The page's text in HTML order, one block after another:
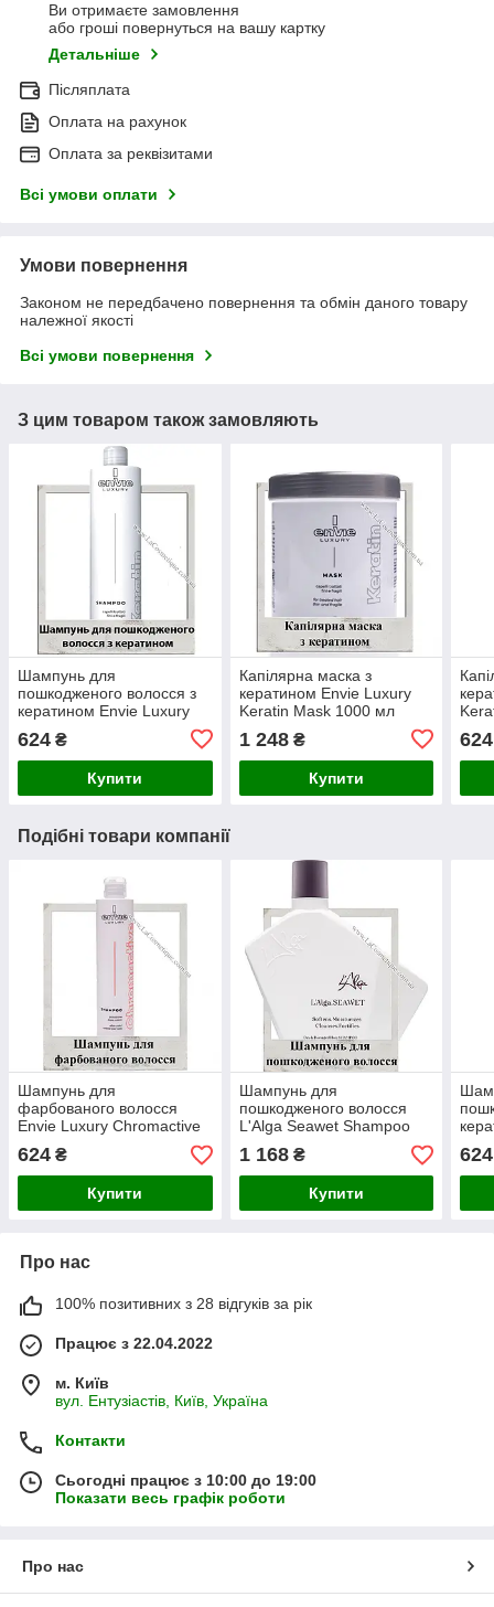
Ви отримаєте замовлення
або гроші повернуться на вашу картку
Детальніше
Післяплата
Оплата на рахунок
Оплата за реквізитами
Всі умови оплати
Умови повернення
Законом не передбачено повернення та обмін даного товару
належної якості
Всі умови повернення
З цим товаром також замовляють
Шампунь для
пошкодженого волосся з
кератином Envie Luxury
Keratin Shampoo 250 мл
624 ₴
Купити
Капілярна маска з
кератином Envie Luxury
Keratin Mask 1000 мл
1 248₴
Купити
624
Подібні товари компанії
Шампунь для
фарбованого волосся
Envie Luxury Chromaсtive
Shampoo 250 мл
624 ₴
Купити
Шампунь для
пошкодженого волосся
L'Alga Seawet Shampoo
250 мл
1 168₴
Купити
624
Про нас
100% позитивних з 28 відгуків за рік
Працює з 22.04.2022
м. Київ
вул. Ентузіастів, Київ, Україна
Контакти
Сьогодні працює з 10:00 до 19:00
Показати весь графік роботи
Про нас